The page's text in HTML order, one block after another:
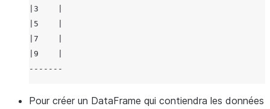
|3    |
|5    |
|7    |
|9    |
-------
Pour créer un DataFrame qui contiendra les données